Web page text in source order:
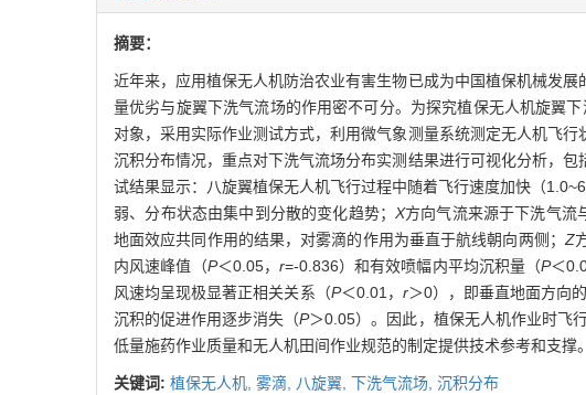
摘要：
近年来，应用植保无人机防治农业有害生物已成为中国植保机械发
量优劣与旋翼下洗气流场的作用密不可分。为探究植保无人机旋翼
对象，采用实际作业测试方式，利用微气象测量系统测定无人机飞
沉积分布情况，重点对下洗气流场分布实测结果进行可视化分析，
试结果显示：八旋翼植保无人机飞行过程中随着飞行速度加快（
弱、分布状态由集中到分散的变化趋势； X方向气流来源于下洗气流
地面效应共同作用的结果，对雾滴的作用为垂直于航线朝向两侧；Z
内风速峰值（P＜0.05， r=-0.836）和有效喷幅内平均沉积量（P＜
风速均呈现极显著正相关关系（P＜0.01， r＞0），即垂直地面方向
沉积的促进作用逐步消失（P＞0.05）。因此，植保无人机作业时飞
低量施药作业质量和无人机田间作业规范的制定提供技术参考和支撑。
关键词: 植保无人机, 雾滴, 八旋翼, 下洗气流场, 沉积分布